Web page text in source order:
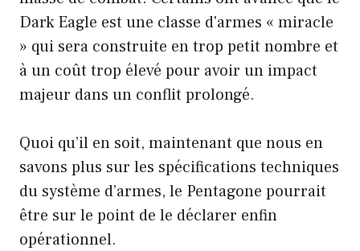
Dark Eagle est une classe d'armes « miracle
» qui sera construite en trop petit nombre et
à un coût trop élevé pour avoir un impact
majeur dans un conflit prolongé.
Quoi qu’il en soit, maintenant que nous en
savons plus sur les spécifications techniques
du système d’armes, le Pentagone pourrait
être sur le point de le déclarer enfin
opérationnel.